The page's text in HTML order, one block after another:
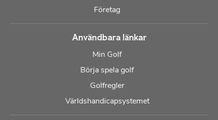
Företag
Användbara länkar
Min Golf
Börja spela golf
Golfregler
Världshandicapsystemet